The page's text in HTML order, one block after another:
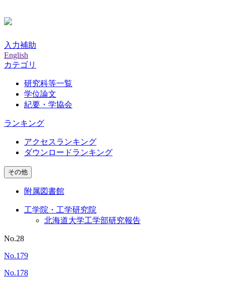
入力補助
English
カテゴリ
研究科等一覧
学位論文
紀要・学協会
ランキング
アクセスランキング
ダウンロードランキング
その他
附属図書館
工学院・工学研究院
北海道大学工学部研究報告
No.28
No.179
No.178